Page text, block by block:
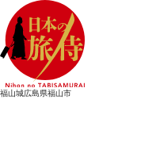
福山城広島県福山市